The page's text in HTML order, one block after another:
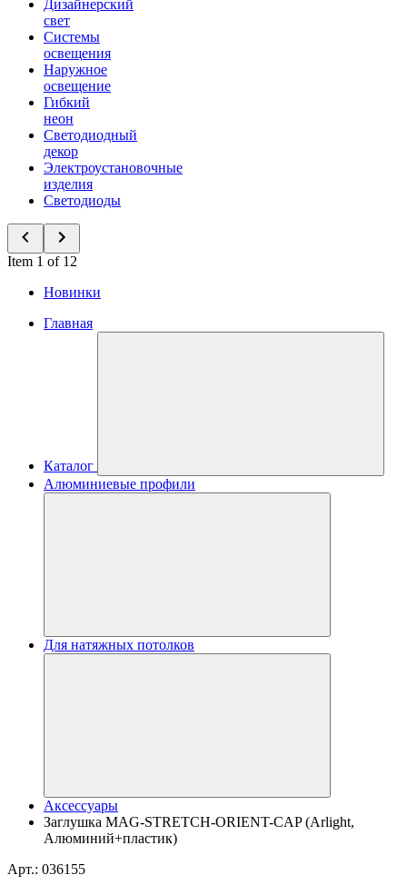
Дизайнерский
свет
Системы
освещения
Наружное
освещение
Гибкий
неон
Светодиодный
декор
Электроустановочные
изделия
Светодиоды
Item 1 of 12
Новинки
Главная
Каталог
Алюминиевые профили
Для натяжных потолков
Аксессуары
Заглушка MAG-STRETCH-ORIENT-CAP (Arlight,
Алюминий+пластик)
Арт.: 036155